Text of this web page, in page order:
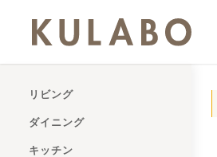
リビング
ダイニング
キッチン